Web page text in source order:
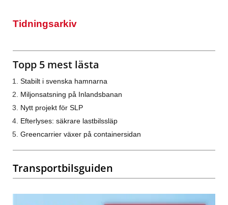
Tidningsarkiv
Topp 5 mest lästa
Stabilt i svenska hamnarna
Miljonsatsning på Inlandsbanan
Nytt projekt för SLP
Efterlyses: säkrare lastbilssläp
Greencarrier växer på containersidan
Transportbilsguiden